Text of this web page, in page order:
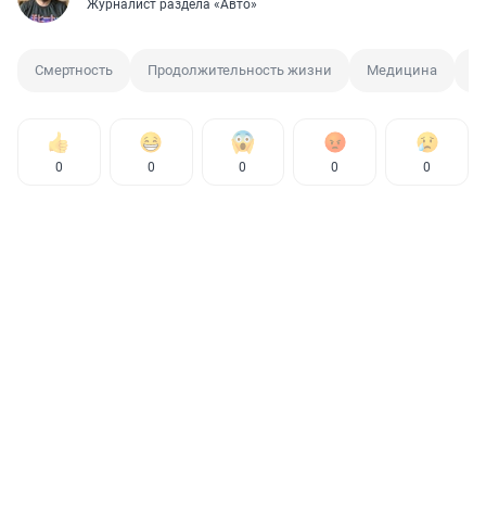
Журналист раздела «Авто»
Смертность Продолжительность жизни Медицина
0 0 0 0 0